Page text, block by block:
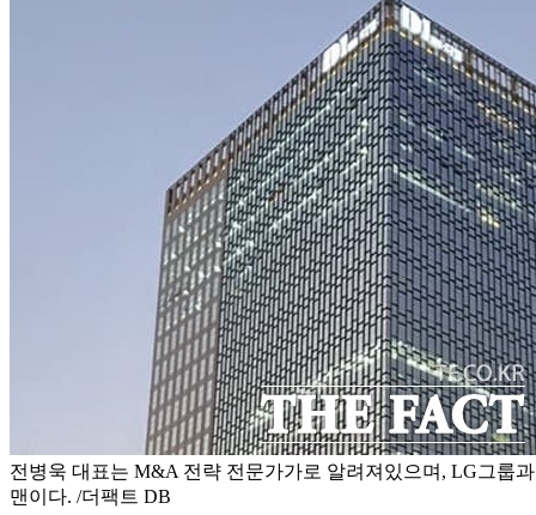
전병욱 대표는 M&A 전략 전문가가로 알려져있으며, LG그룹
맨이다. /더팩트 DB